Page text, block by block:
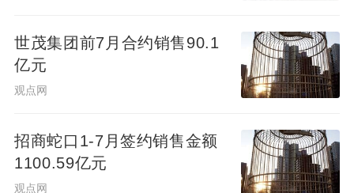
2、语言可触：让文字在自然中“落地”——
《诗语落杯边（北岛签书会）》
北岛作为香港国际诗歌之夜发起人，其《诗
语落杯边》签书会并非单纯的书籍互动，而
是“语言与自然的沉浸式联结”。活动选址青春
世茂集团前7月合约销售90.1
亿元
观点网
招商蛇口1-7月签约销售金额
1100.59亿元
观点网